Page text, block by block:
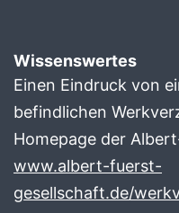
Wissenswertes
Einen Eindruck von
befindlichen
Homepage der
www.albert-fuerst-
gesellschaft.de/